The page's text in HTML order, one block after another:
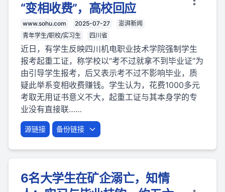
“变相收费”，高校回应
www.sohu.com 2025-07-27
澎湃新闻
青年学生/职校/实习生
四川省
近日，有学生反映四川机电职业技术学院强制学生
报考起重工证，称学校以“考不过就拿不到毕业证”为
由引导学生报考，后又表示考不过不影响毕业，质
疑此举系变相收费赚钱。学生认为，花费1000多元
考取无用证书意义不大，起重工证与其本身学的专
业没有直接联……
源链接 备份链接
6名大学生在矿企溺亡，知情